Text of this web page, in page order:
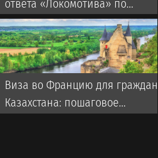
ответа «Локомотива» по
Батракову до вечера субботы
Виза во Францию для граждан
Казахстана: пошаговое